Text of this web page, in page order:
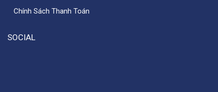
Chính Sách Thanh Toán
SOCIAL